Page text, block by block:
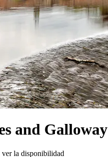
and Galloway
ver la disponibilidad